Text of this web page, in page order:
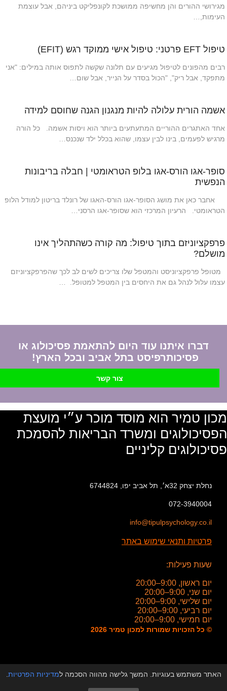
מגירושי ההורים והן מחשיפה ממושכת לקונפליקט ביניהם, אבל עוצמת
העימות,…
טיפול EFT פרטני: טיפול אישי ממוקד רגש (EFIT)
רבים מהפונים לטיפול מגיעים עם תלונה שקשה לתפוס אותה במילים: "אני
מתפקד, אבל ריק", "הכול בסדר על הנייר, אבל שום…
אשמה הורית עלולה להיות מנגנון הגנה שחוסם למידה
אחד האתגרים ההוריים המתעתעים ביותר הוא ויסות אשמה. כל הורה
מרגיש לפעמים, בינו לבין עצמו, שהוא בכלל ילד שנכנס…
סופר-אגו הורס-אגו בלופ הטראומטי | חבלה בריבונות
הנפשית
אחבר כאן את מושג הסופר-אגו הורס-האגו של רונלד בריטון למודל הלופ
הטראומטי. הרעיון המרכזי הוא שסופר-אגו הרסני…
פרפקציוניזם בתוך טיפול: מה קורה כשהתהליך אינו
מושלם?
מטופל פרפקציוניסט והמטפל שלו צריכים לשים לב לכך שהפרפקציוניזם
עצמו עלול לנהל גם את היחסים בין המטפל למטופל. …
דברו איתנו עוד היום להתאמת פסיכולוג או
פסיכותרפיסט בתל אביב ובכל הארץ!
צור קשר
מכון טמיר הוא מוסד מוכר ע״י מועצת
הפסיכולוגים ומשרד הבריאות להסמכת
פסיכולוגים קליניים
נחלת יצחק 32א׳, תל אביב יפו, 6744824
072-3940004
info@tipulpsychology.co.il
פרטיות ותנאי שימוש באתר
שעות פעילות:
יום ראשון, 9:00–20:00
יום שני, 9:00–20:00
יום שלישי, 9:00–20:00
יום רביעי, 9:00–20:00
יום חמישי, 9:00–20:00
© כל הזכויות שמורות למכון טמיר 2026
האתר משתמש בעוגיות. המשך גלישה מהווה הסכמה למדיניות הפרטיות